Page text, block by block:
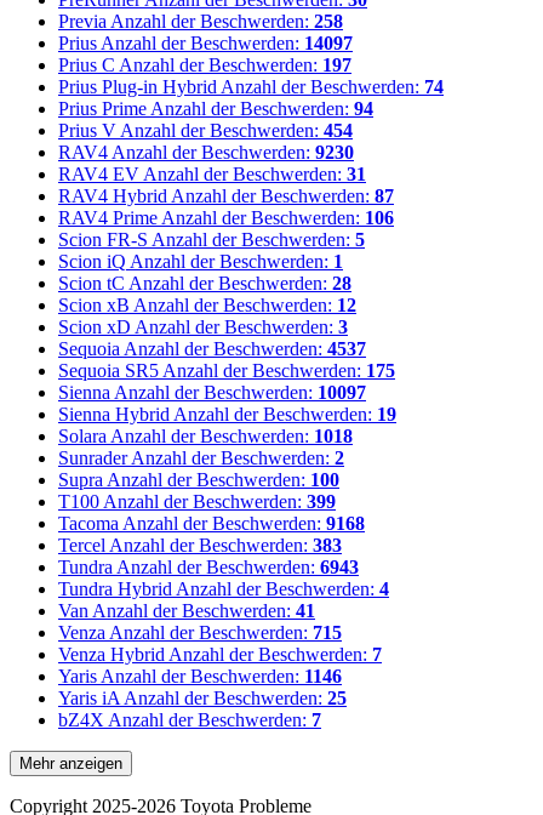
Previa Anzahl der Beschwerden: 258
Prius Anzahl der Beschwerden: 14097
Prius C Anzahl der Beschwerden: 197
Prius Plug-in Hybrid Anzahl der Beschwerden: 74
Prius Prime Anzahl der Beschwerden: 94
Prius V Anzahl der Beschwerden: 454
RAV4 Anzahl der Beschwerden: 9230
RAV4 EV Anzahl der Beschwerden: 31
RAV4 Hybrid Anzahl der Beschwerden: 87
RAV4 Prime Anzahl der Beschwerden: 106
Scion FR-S Anzahl der Beschwerden: 5
Scion iQ Anzahl der Beschwerden: 1
Scion tC Anzahl der Beschwerden: 28
Scion xB Anzahl der Beschwerden: 12
Scion xD Anzahl der Beschwerden: 3
Sequoia Anzahl der Beschwerden: 4537
Sequoia SR5 Anzahl der Beschwerden: 175
Sienna Anzahl der Beschwerden: 10097
Sienna Hybrid Anzahl der Beschwerden: 19
Solara Anzahl der Beschwerden: 1018
Sunrader Anzahl der Beschwerden: 2
Supra Anzahl der Beschwerden: 100
T100 Anzahl der Beschwerden: 399
Tacoma Anzahl der Beschwerden: 9168
Tercel Anzahl der Beschwerden: 383
Tundra Anzahl der Beschwerden: 6943
Tundra Hybrid Anzahl der Beschwerden: 4
Van Anzahl der Beschwerden: 41
Venza Anzahl der Beschwerden: 715
Venza Hybrid Anzahl der Beschwerden: 7
Yaris Anzahl der Beschwerden: 1146
Yaris iA Anzahl der Beschwerden: 25
bZ4X Anzahl der Beschwerden: 7
Mehr anzeigen
Copyright 2025-2026 Toyota Probleme